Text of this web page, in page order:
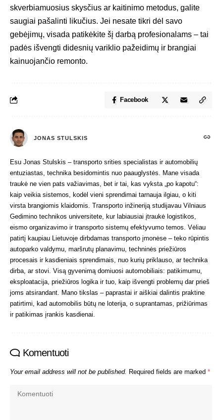
skverbiamuosius skysčius ar kaitinimo metodus, galite
saugiai pašalinti likučius. Jei nesate tikri dėl savo
gebėjimų, visada patikėkite šį darbą profesionalams – tai
padės išvengti didesnių variklio pažeidimų ir brangiai
kainuojančio remonto.
Facebook
JONAS STULSKIS
Esu Jonas Stulskis – transporto srities specialistas ir automobilių
entuziastas, technika besidomintis nuo paauglystės. Mane visada
traukė ne vien pats važiavimas, bet ir tai, kas vyksta „po kapotu“:
kaip veikia sistemos, kodėl vieni sprendimai tarnauja ilgiau, o kiti
virsta brangiomis klaidomis. Transporto inžineriją studijavau Vilniaus
Gedimino technikos universitete, kur labiausiai įtraukė logistikos,
eismo organizavimo ir transporto sistemų efektyvumo temos. Vėliau
patirtį kaupiau Lietuvoje dirbdamas transporto įmonėse – teko rūpintis
autoparko valdymu, maršrutų planavimu, techninės priežiūros
procesais ir kasdieniais sprendimais, nuo kurių priklauso, ar technika
dirba, ar stovi. Visą gyvenimą domiuosi automobiliais: patikimumu,
eksploatacija, priežiūros logika ir tuo, kaip išvengti problemų dar prieš
joms atsirandant. Mano tikslas – paprastai ir aiškiai dalintis praktine
patirtimi, kad automobilis būtų ne loterija, o suprantamas, prižiūrimas
ir patikimas įrankis kasdienai.
Komentuoti
Your email address will not be published. Required fields are marked *